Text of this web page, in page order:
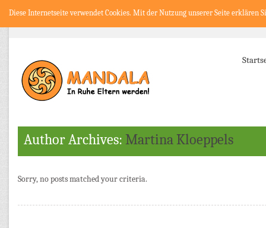
Author Archives: Martina Kloeppels
Sorry, no posts matched your criteria.
Diese Internetseite verwendet Cookies. Mit der Nutzung unserer Seite erklären